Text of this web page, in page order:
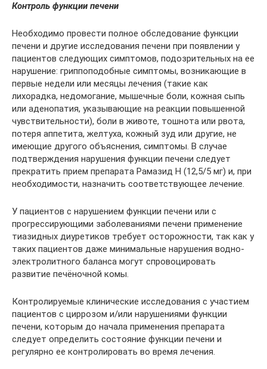
Контроль функции печени
Необходимо провести полное обследование функции
печени и другие исследования печени при появлении у
пациентов следующих симптомов, подозрительных на ее
нарушение: гриппоподобные симптомы, возникающие в
первые недели или месяцы лечения (такие как
лихорадка, недомогание, мышечные боли, кожная сыпь
или аденопатия, указывающие на реакции повышенной
чувствительности), боли в животе, тошнота или рвота,
потеря аппетита, желтуха, кожный зуд или другие, не
имеющие другого объяснения, симптомы. В случае
подтверждения нарушения функции печени следует
прекратить прием препарата Рамазид Н (12,5/5 мг) и, при
необходимости, назначить соответствующее лечение.
У пациентов с нарушением функции печени или с
прогрессирующими заболеваниями печени применение
тиазидных диуретиков требует осторожности, так как у
таких пациентов даже минимальные нарушения водно-
электролитного баланса могут спровоцировать
развитие печёночной комы.
Контролируемые клинические исследования с участием
пациентов с циррозом и/или нарушениями функции
печени, которым до начала применения препарата
следует определить состояние функции печени и
регулярно ее контролировать во время лечения.